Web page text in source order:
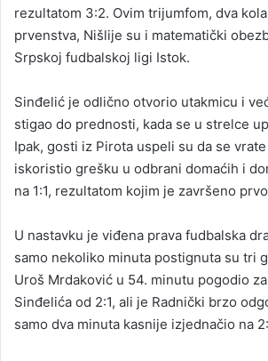
rezultatom 3:2. Ovim trijumfom, dva
prvenstva, Nišlije su i matematički
Srpskoj fudbalskoj ligi Istok.
Sinđelić je odlično otvorio utakmicu i
stigao do prednosti, kada se u strelce
Ipak, gosti iz Pirota uspeli su da se
iskoristio grešku u odbrani domaćih i
na 1:1, rezultatom kojim je završeno
U nastavku je viđena prava fudbalska
samo nekoliko minuta postignuta su tri
Uroš Mrdaković u 54. minutu pogodio
Sinđelića od 2:1, ali je Radnički brzo
samo dva minuta kasnije izjednačio na